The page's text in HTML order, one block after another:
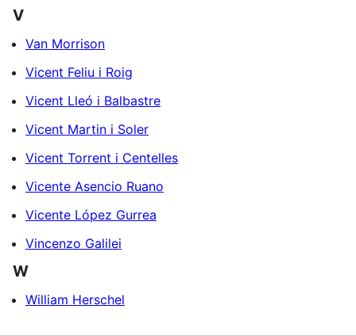
V
Van Morrison
Vicent Feliu i Roig
Vicent Lleó i Balbastre
Vicent Martin i Soler
Vicent Torrent i Centelles
Vicente Asencio Ruano
Vicente López Gurrea
Vincenzo Galilei
W
William Herschel